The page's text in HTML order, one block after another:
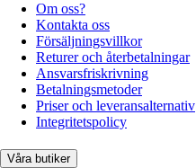
Om oss?
Kontakta oss
Försäljningsvillkor
Returer och återbetalningar
Ansvarsfriskrivning
Betalningsmetoder
Priser och leveransalternativ
Integritetspolicy
Våra butiker